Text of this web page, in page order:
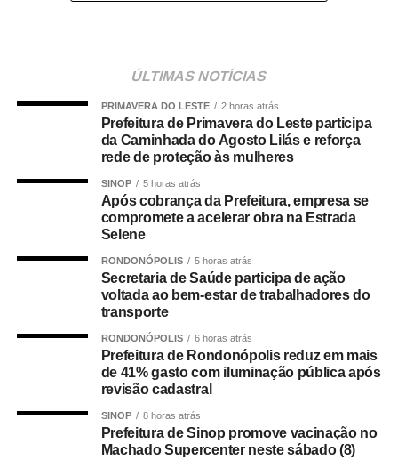
“Trata-se de um
mecanismo que visa à
valorização das boas
práticas e ao
permanente
aperfeiçoamento
técnico das pesquisas
eleitorais, por meio do
reconhecimento
público às empresas
que demonstrarem
elevada acurácia em
seus resultados”,
ÚLTIMAS NOTÍCIAS
PRIMAVERA DO LESTE 2 horas atrás
Prefeitura de Primavera do Leste participa
da Caminhada do Agosto Lilás e reforça
rede de proteção às mulheres
SINOP 5 horas atrás
Após cobrança da Prefeitura, empresa se
compromete a acelerar obra na Estrada
Selene
RONDONÓPOLIS 5 horas atrás
Secretaria de Saúde participa de ação
voltada ao bem-estar de trabalhadores do
transporte
RONDONÓPOLIS 6 horas atrás
Prefeitura de Rondonópolis reduz em mais
de 41% gasto com iluminação pública após
revisão cadastral
SINOP 8 horas atrás
Prefeitura de Sinop promove vacinação no
Machado Supercenter neste sábado (8)